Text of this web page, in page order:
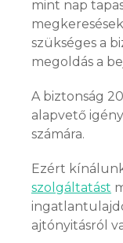
mint nap
szükséges a
megoldás a
A biztonság
alapvető
számára.
Ezért
szolgáltatást
ajtónyitásról